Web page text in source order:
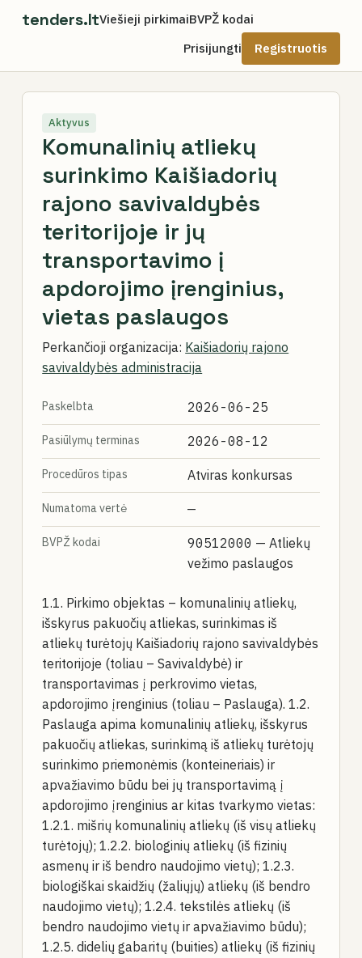
tenders.ltViešieji pirkimaiBVPŽ kodai
Prisijungti
Registruotis
Aktyvus
Komunalinių atliekų
surinkimo Kaišiadorių
rajono savivaldybės
teritorijoje ir jų
transportavimo į
apdorojimo įrenginius,
vietas paslaugos
Perkančioji organizacija: Kaišiadorių rajono
savivaldybės administracija
Paskelbta 2026-06-25
Pasiūlymų terminas 2026-08-12
Procedūros tipas Atviras konkursas
Numatoma vertė —
BVPŽ kodai 90512000 — Atliekų
vežimo paslaugos
1.1. Pirkimo objektas – komunalinių atliekų,
išskyrus pakuočių atliekas, surinkimas iš
atliekų turėtojų Kaišiadorių rajono savivaldybės
teritorijoje (toliau – Savivaldybė) ir
transportavimas į perkrovimo vietas,
apdorojimo įrenginius (toliau – Paslauga). 1.2.
Paslauga apima komunalinių atliekų, išskyrus
pakuočių atliekas, surinkimą iš atliekų turėtojų
surinkimo priemonėmis (konteineriais) ir
apvažiavimo būdu bei jų transportavimą į
apdorojimo įrenginius ar kitas tvarkymo vietas:
1.2.1. mišrių komunalinių atliekų (iš visų atliekų
turėtojų); 1.2.2. biologinių atliekų (iš fizinių
asmenų ir iš bendro naudojimo vietų); 1.2.3.
biologiškai skaidžių (žaliųjų) atliekų (iš bendro
naudojimo vietų); 1.2.4. tekstilės atliekų (iš
bendro naudojimo vietų ir apvažiavimo būdu);
1.2.5. didelių gabaritų (buities) atliekų (iš fizinių